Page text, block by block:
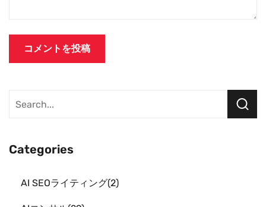
Categories
AI SEOライティング 2